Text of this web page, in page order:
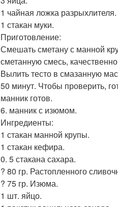
1 чайная ложка разрыхлителя.
1 стакан муки.
Приготовление:
Смешать сметану с манной
сметанную смесь,
Вылить тесто в смазанную
50 минут. Чтобы проверить,
манник готов.
6. манник с изюмом.
Ингредиенты:
1 стакан манной крупы.
1 стакан кефира.
0. 5 стакана сахара.
? 80 гр. Растопленного
? 75 гр. Изюма.
1 шт. яйцо.